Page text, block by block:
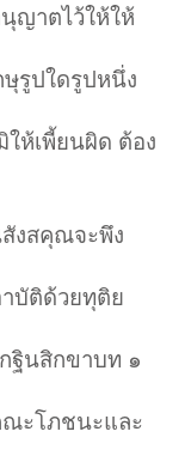
ญาตไว้ให้ให้
รูปใดรูปหนึ่ง
ห้เพี้ยนผิด ต้อง
สังสคุณจะพึง
าบัติด้วยทุติย
ฐินสิกขาบท ๑
ณะโภชนะและ